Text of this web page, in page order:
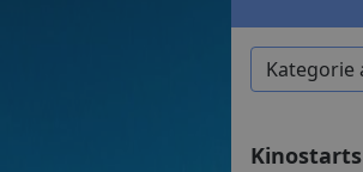
Kinostarts